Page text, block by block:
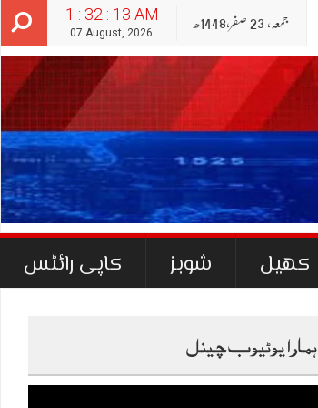
1 : 32 : 14 AM
07 August, 2026
جمعہ‬‮, 23 صفر‬,1448ھ
کھیل شوبز کاپی رائٹس
ہمارا یوٹیوب چینل